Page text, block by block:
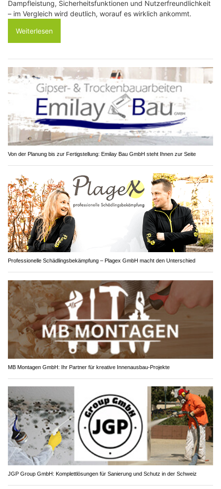
Dampfleistung, Sicherheitsfunktionen und Nutzerfreundlichkeit
– im Vergleich wird deutlich, worauf es wirklich ankommt.
Weiterlesen
Von der Planung bis zur Fertigstellung: Emilay Bau GmbH steht Ihnen zur Seite
Professionelle Schädlingsbekämpfung – Plagex GmbH macht den Unterschied
MB Montagen GmbH: Ihr Partner für kreative Innenausbau-Projekte
JGP Group GmbH: Komplettlösungen für Sanierung und Schutz in der Schweiz